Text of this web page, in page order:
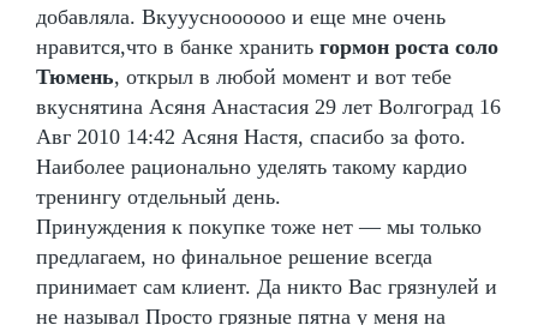
добавляла. Вкууусноооооо и еще мне очень
нравится,что в банке хранить гормон роста соло
Тюмень, открыл в любой момент и вот тебе
вкуснятина Асяня Анастасия 29 лет Волгоград 16
Авг 2010 14:42 Асяня Настя, спасибо за фото.
Наиболее рационально уделять такому кардио
тренингу отдельный день.
Принуждения к покупке тоже нет — мы только
предлагаем, но финальное решение всегда
принимает сам клиент. Да никто Вас грязнулей и
не называл Просто грязные пятна у меня на